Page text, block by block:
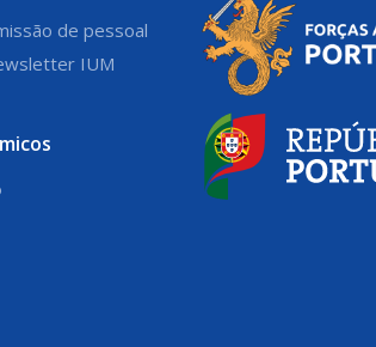
de pessoal
IUM